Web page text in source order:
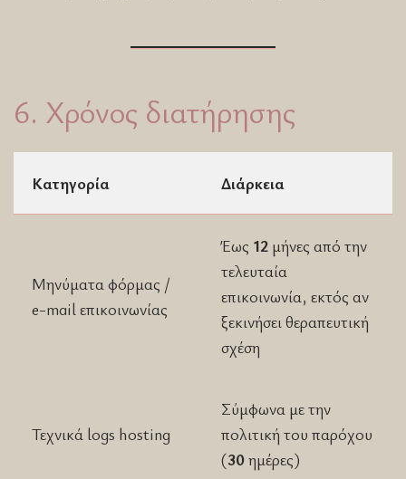
6. Χρόνος διατήρησης
Κατηγορία Διάρκεια
Μηνύματα φόρμας /
e-mail επικοινωνίας
Έως 12 μήνες από την
τελευταία
επικοινωνία, εκτός αν
ξεκινήσει θεραπευτική
σχέση
Τεχνικά logs hosting
Σύμφωνα με την
πολιτική του παρόχου
(30ημέρες)